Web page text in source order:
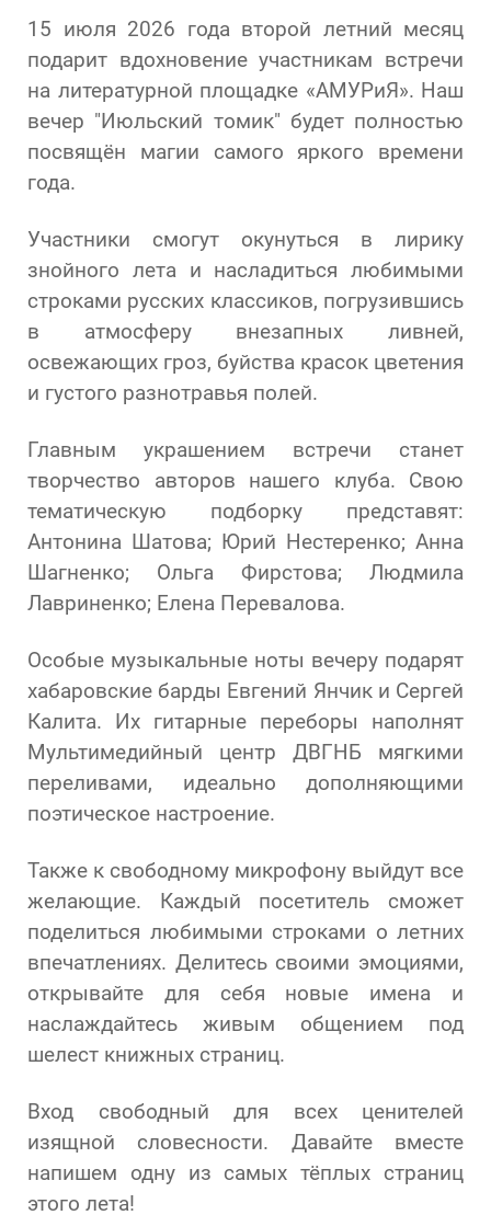
15 июля 2026 года второй летний месяц
подарит вдохновение участникам встречи
на литературной площадке «АМУРиЯ». Наш
вечер "Июльский томик" будет полностью
посвящён магии самого яркого времени
года.
Участники смогут окунуться в лирику
знойного лета и насладиться любимыми
строками русских классиков, погрузившись
в атмосферу внезапных ливней,
освежающих гроз, буйства красок цветения
и густого разнотравья полей.
Главным украшением встречи станет
творчество авторов нашего клуба. Свою
тематическую подборку представят:
Антонина Шатова; Юрий Нестеренко; Анна
Шагненко; Ольга Фирстова; Людмила
Лавриненко; Елена Перевалова.
Особые музыкальные ноты вечеру подарят
хабаровские барды Евгений Янчик и Сергей
Калита. Их гитарные переборы наполнят
Мультимедийный центр ДВГНБ мягкими
переливами, идеально дополняющими
поэтическое настроение.
Также к свободному микрофону выйдут все
желающие. Каждый посетитель сможет
поделиться любимыми строками о летних
впечатлениях. Делитесь своими эмоциями,
открывайте для себя новые имена и
наслаждайтесь живым общением под
шелест книжных страниц.
Вход свободный для всех ценителей
изящной словесности. Давайте вместе
напишем одну из самых тёплых страниц
этого лета!